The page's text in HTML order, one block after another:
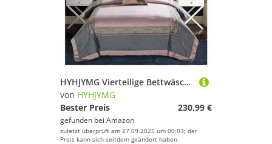
HYHJYMG Vierteilige Bettwäsche Set Luxus 1000TC Egyptian Baumwoll Stickerei Bettwäsche Königin/Kingsize 4pcs Bettdecke Bettschatz -Kissenbezugsbett Vier Teile Set,
von HYHJYMG
Bester Preis
230,99 €
gefunden bei Amazon
zuletzt überprüft am 27.09.2025 um 00:03; der
Preis kann sich seitdem geändert haben.